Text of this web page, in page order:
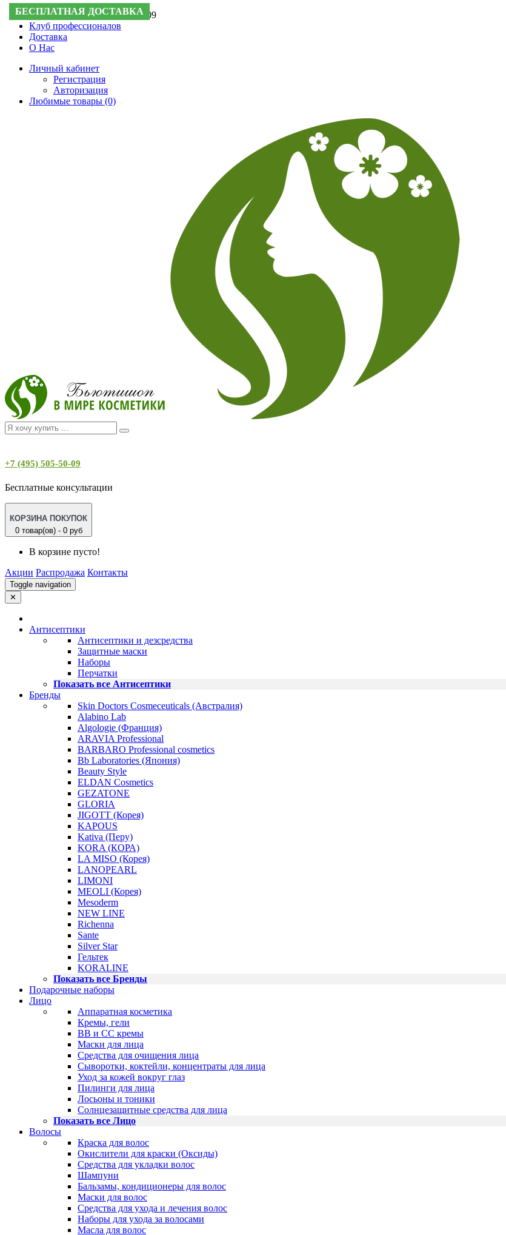
Поддержка: +7 (495) 505-50-09
Клуб профессионалов
Доставка
О Нас
Личный кабинет
Регистрация
Авторизация
Любимые товары (0)
+7 (495) 505-50-09
Бесплатные консультации
КОРЗИНА ПОКУПОК
0 товар(ов) - 0 руб
В корзине пусто!
Акции Распродажа Контакты
Toggle navigation
✕
Антисептики
Антисептики и дезсредства
Защитные маски
Наборы
Перчатки
Показать все Антисептики
Бренды
Skin Doctors Cosmeceuticals (Австралия)
Alabino Lab
Algologie (Франция)
ARAVIA Professional
BARBARO Professional cosmetics
Bb Laboratories (Япония)
Beauty Style
ELDAN Cosmetics
GEZATONE
GLORIA
JIGOTT (Корея)
KAPOUS
Kativa (Перу)
KORA (КОРА)
LA MISO (Корея)
LANOPEARL
LIMONI
MEOLI (Корея)
Mesoderm
NEW LINE
Richenna
Sante
Silver Star
Гельтек
KORALINE
Показать все Бренды
Подарочные наборы
Лицо
Аппаратная косметика
Кремы, гели
BB и CC кремы
Маски для лица
Средства для очищения лица
Сыворотки, коктейли, концентраты для лица
Уход за кожей вокруг глаз
Пилинги для лица
Лосьоны и тоники
Солнцезащитные средства для лица
Показать все Лицо
Волосы
Краска для волос
Окислители для краски (Оксиды)
Средства для укладки волос
Шампуни
Бальзамы, кондиционеры для волос
Маски для волос
Средства для ухода и лечения волос
Наборы для ухода за волосами
Масла для волос
БЕСПЛАТНАЯ ДОСТАВКА
БЕСПЛАТНАЯ ДОСТАВКА